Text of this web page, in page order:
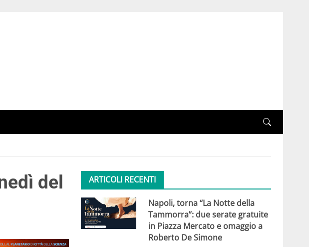
del
ARTICOLI RECENTI
Napoli, torna “La Notte della
Tammorra”: due serate gratuite
in Piazza Mercato e omaggio a
Roberto De Simone